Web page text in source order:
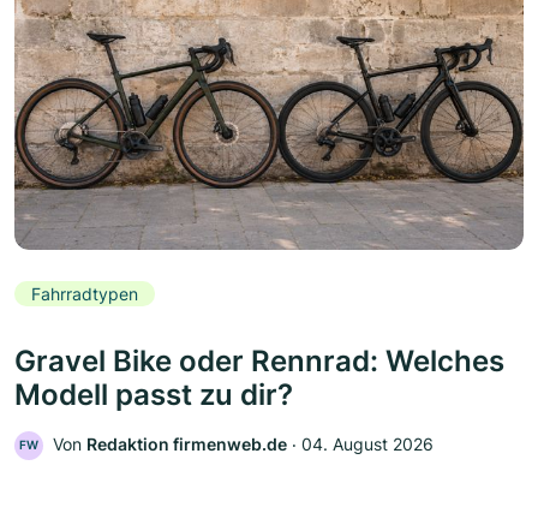
Fahrradtypen
Gravel Bike oder Rennrad: Welches
Modell passt zu dir?
FW Von Redaktion firmenweb.de ‧ 04. August 2026